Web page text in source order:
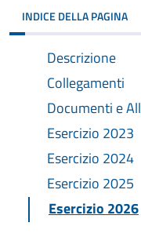
INDICE DELLA PAGINA
Descrizione
Collegamenti
Documenti e
Esercizio 2023
Esercizio 2024
Esercizio 2025
Esercizio 2026